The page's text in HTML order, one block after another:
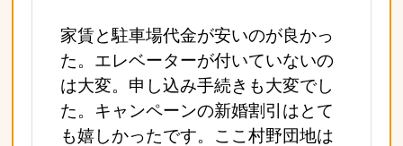
家賃と駐車場代金が安いのが良かっ
た。エレベーターが付いていないの
は大変。申し込み手続きも大変でし
た。キャンペーンの新婚割引はとて
も嬉しかったです。ここ村野団地は